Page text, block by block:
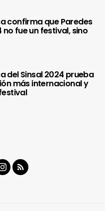
confirma que Paredes
fue un festival, sino
del Sinsal 2024 prueba
más internacional y